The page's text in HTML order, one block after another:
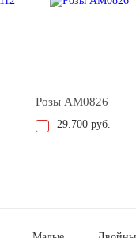
Розы AM0826
29.700 руб.